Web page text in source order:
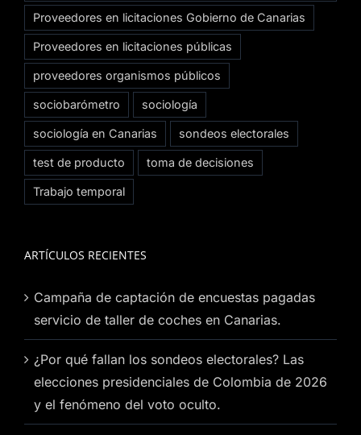
Proveedores en licitaciones Gobierno de Canarias
Proveedores en licitaciones públicas
proveedores organismos públicos
sociobarómetro sociología
sociología en Canarias sondeos electorales
test de producto toma de decisiones
Trabajo temporal
ARTÍCULOS RECIENTES
Campaña de captación de encuestas pagadas
servicio de taller de coches en Canarias.
¿Por qué fallan los sondeos electorales? Las
elecciones presidenciales de Colombia de 2026
y el fenómeno del voto oculto.